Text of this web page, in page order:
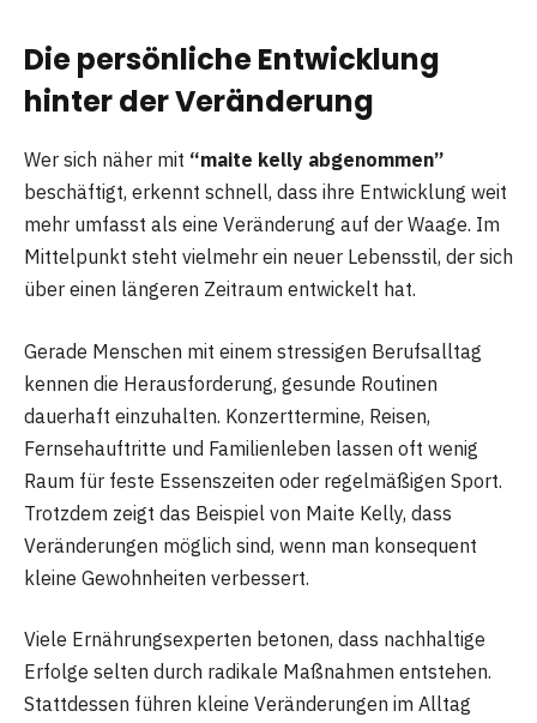
Die persönliche Entwicklung
hinter der Veränderung
Wer sich näher mit “maite kelly abgenommen”
beschäftigt, erkennt schnell, dass ihre Entwicklung weit
mehr umfasst als eine Veränderung auf der Waage. Im
Mittelpunkt steht vielmehr ein neuer Lebensstil, der sich
über einen längeren Zeitraum entwickelt hat.
Gerade Menschen mit einem stressigen Berufsalltag
kennen die Herausforderung, gesunde Routinen
dauerhaft einzuhalten. Konzerttermine, Reisen,
Fernsehauftritte und Familienleben lassen oft wenig
Raum für feste Essenszeiten oder regelmäßigen Sport.
Trotzdem zeigt das Beispiel von Maite Kelly, dass
Veränderungen möglich sind, wenn man konsequent
kleine Gewohnheiten verbessert.
Viele Ernährungsexperten betonen, dass nachhaltige
Erfolge selten durch radikale Maßnahmen entstehen.
Stattdessen führen kleine Veränderungen im Alltag